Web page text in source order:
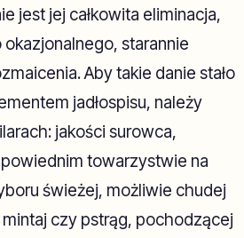
jest jej całkowita eliminacja,
starannie
Aby takie danie stało
jadłospisu, należy
jakości surowca,
towarzystwie na
świeżej, możliwie chudej
czy pstrąg, pochodzącej